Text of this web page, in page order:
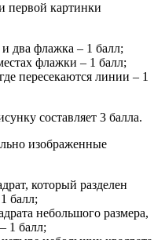
первой картинки
два флажка – 1 балл;
флажки – 1 балл;
пересекаются линии – 1
составляет 3 балла.
изображенные
который разделен
балл;
небольшого размера,
1 балл;